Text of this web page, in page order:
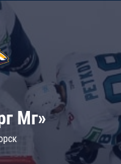
Мг»